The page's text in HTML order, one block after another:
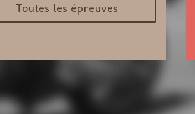
Toutes les épreuves